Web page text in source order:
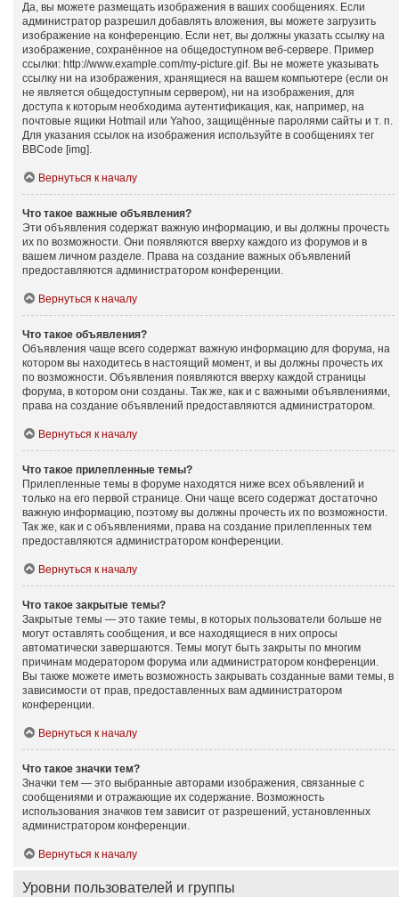
Да, вы можете размещать изображения в ваших сообщениях. Если
администратор разрешил добавлять вложения, вы можете загрузить
изображение на конференцию. Если нет, вы должны указать ссылку на
изображение, сохранённое на общедоступном веб-сервере. Пример
ссылки: http://www.example.com/my-picture.gif. Вы не можете указывать
ссылку ни на изображения, хранящиеся на вашем компьютере (если он
не является общедоступным сервером), ни на изображения, для
доступа к которым необходима аутентификация, как, например, на
почтовые ящики Hotmail или Yahoo, защищённые паролями сайты и т. п.
Для указания ссылок на изображения используйте в сообщениях тег
BBCode [img].
Вернуться к началу
Что такое важные объявления?
Эти объявления содержат важную информацию, и вы должны прочесть
их по возможности. Они появляются вверху каждого из форумов и в
вашем личном разделе. Права на создание важных объявлений
предоставляются администратором конференции.
Вернуться к началу
Что такое объявления?
Объявления чаще всего содержат важную информацию для форума, на
котором вы находитесь в настоящий момент, и вы должны прочесть их
по возможности. Объявления появляются вверху каждой страницы
форума, в котором они созданы. Так же, как и с важными объявлениями,
права на создание объявлений предоставляются администратором.
Вернуться к началу
Что такое прилепленные темы?
Прилепленные темы в форуме находятся ниже всех объявлений и
только на его первой странице. Они чаще всего содержат достаточно
важную информацию, поэтому вы должны прочесть их по возможности.
Так же, как и с объявлениями, права на создание прилепленных тем
предоставляются администратором конференции.
Вернуться к началу
Что такое закрытые темы?
Закрытые темы — это такие темы, в которых пользователи больше не
могут оставлять сообщения, и все находящиеся в них опросы
автоматически завершаются. Темы могут быть закрыты по многим
причинам модератором форума или администратором конференции.
Вы также можете иметь возможность закрывать созданные вами темы, в
зависимости от прав, предоставленных вам администратором
конференции.
Вернуться к началу
Что такое значки тем?
Значки тем — это выбранные авторами изображения, связанные с
сообщениями и отражающие их содержание. Возможность
использования значков тем зависит от разрешений, установленных
администратором конференции.
Вернуться к началу
Уровни пользователей и группы